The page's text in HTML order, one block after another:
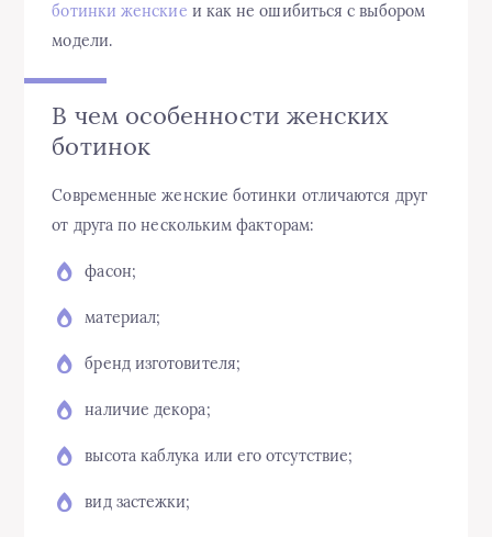
ботинки женские и как не ошибиться с выбором
модели.
В чем особенности женских
ботинок
Современные женские ботинки отличаются друг
от друга по нескольким факторам:
фасон;
материал;
бренд изготовителя;
наличие декора;
высота каблука или его отсутствие;
вид застежки;